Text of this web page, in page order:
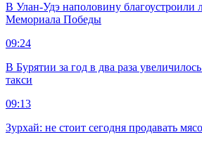
В Улан-Удэ наполовину благоустроили
Мемориала Победы
09:24
В Бурятии за год в два раза
такси
09:13
Зурхай: не стоит сегодня продавать мясо